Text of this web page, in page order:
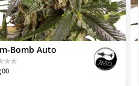
Bomb Auto
00